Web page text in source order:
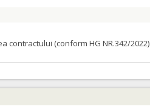
(conform HG NR.342/2022)